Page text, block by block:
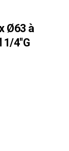
Ø63 à
1/4"G